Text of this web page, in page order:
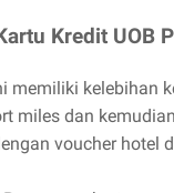
Kredit UOB
memiliki kelebihan
miles dan
voucher hotel